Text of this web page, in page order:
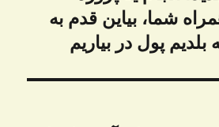
شما، بیاین قدم به
پول در بیاریم